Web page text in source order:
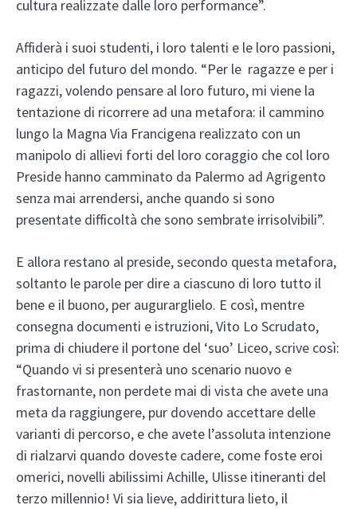
cultura realizzate dalle loro performance”.
Affiderà i suoi studenti, i loro talenti e le loro passioni,
anticipo del futuro del mondo. “Per le ragazze e per i
ragazzi, volendo pensare al loro futuro, mi viene la
tentazione di ricorrere ad una metafora: il cammino
lungo la Magna Via Francigena realizzato con un
manipolo di allievi forti del loro coraggio che col loro
Preside hanno camminato da Palermo ad Agrigento
senza mai arrendersi, anche quando si sono
presentate difficoltà che sono sembrate irrisolvibili”.
E allora restano al preside, secondo questa metafora,
soltanto le parole per dire a ciascuno di loro tutto il
bene e il buono, per augurarglielo. E così, mentre
consegna documenti e istruzioni, Vito Lo Scrudato,
prima di chiudere il portone del ‘suo’ Liceo, scrive così:
“Quando vi si presenterà uno scenario nuovo e
frastornante, non perdete mai di vista che avete una
meta da raggiungere, pur dovendo accettare delle
varianti di percorso, e che avete l’assoluta intenzione
di rialzarvi quando doveste cadere, come foste eroi
omerici, novelli abilissimi Achille, Ulisse itineranti del
terzo millennio! Vi sia lieve, addirittura lieto, il